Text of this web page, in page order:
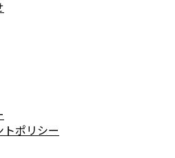
トポリシー